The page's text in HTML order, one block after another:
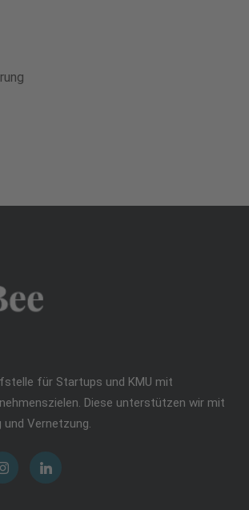
für Startups und KMU mit
Diese unterstützen wir mit
und Vernetzung.